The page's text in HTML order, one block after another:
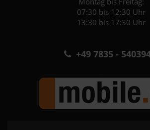
07:30 bis 12:30 Uhr
13:30 bis 17:30 Uhr
+49 7835 -